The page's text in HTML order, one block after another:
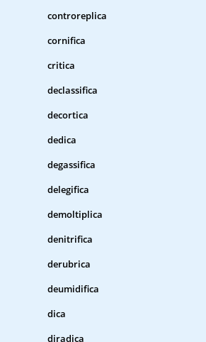
controreplica
cornifica
critica
declassifica
decortica
dedica
degassifica
delegifica
demoltiplica
denitrifica
derubrica
deumidifica
dica
diradica